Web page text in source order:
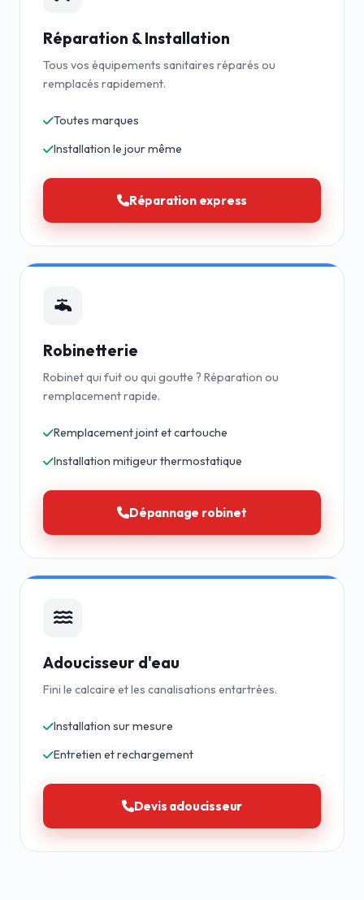
Réparation & Installation
Tous vos équipements sanitaires réparés ou
remplacés rapidement.
Toutes marques
Installation le jour même
Réparation express
Robinetterie
Robinet qui fuit ou qui goutte ? Réparation ou
remplacement rapide.
Remplacement joint et cartouche
Installation mitigeur thermostatique
Dépannage robinet
Adoucisseur d'eau
Fini le calcaire et les canalisations entartrées.
Installation sur mesure
Entretien et rechargement
Devis adoucisseur